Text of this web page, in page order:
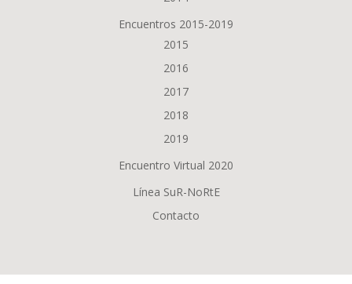
Encuentros 2015-2019
2015
2016
2017
2018
2019
Encuentro Virtual 2020
Línea SuR-NoRtE
Contacto